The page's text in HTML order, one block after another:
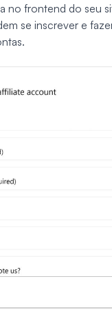
no frontend do seu
se inscrever e